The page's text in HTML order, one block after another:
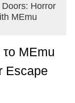
Horror
MEmu
το MEmu
Escape